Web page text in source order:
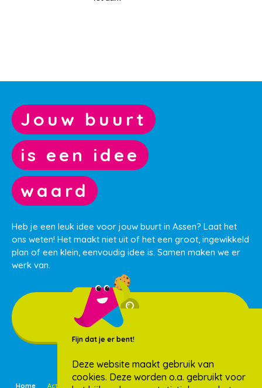
Jouw buurt
is een idee
waard
Heb je een leuk idee voor jouw buurt in Assen? Laat het
ons weten! Het maakt niet uit of het een groot, ingewikkeld
plan of een klein, eenvoudig idee is. Samen maken we er
werk van.
Ik heb een idee
Home Activiteiten Buurtideeën Nieuws Over ons Wijken
Fijn dat je er bent!
Deze website maakt gebruik van
cookies. Deze worden o.a. gebruikt voor